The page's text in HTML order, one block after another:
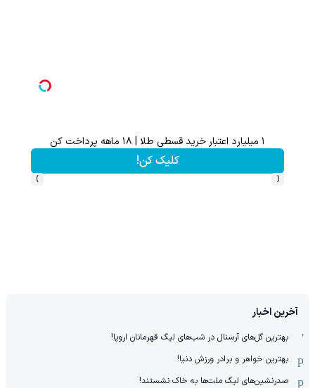
۱ میلیارد اعتبار خرید قسطی طلا | ۱۸ ماهه پرداخت کن
کلیک کن!
‹
›
آخرین اخبار
بهترین گل‌های آرسنال در شب‌های لیگ قهرمانان اروپا!
بهترین خواهر و برادر ورزش دنیا!
صدرنشین‌های لیگ ملت‌ها به خاک نشستند!